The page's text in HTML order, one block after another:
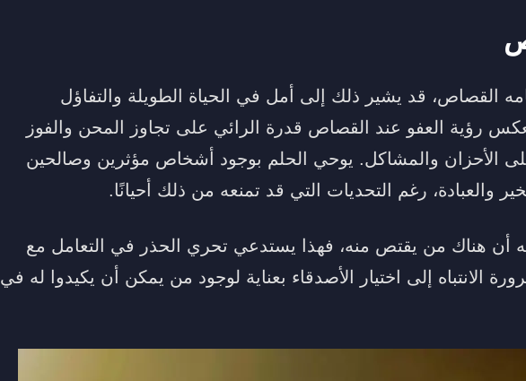
القصاص، قد يشير ذلك إلى أمل في الحياة الطويلة والتفاؤل
رؤية العفو عند القصاص قدرة الرائي على تجاوز المحن والفوز
الأحزان والمشاكل. يوحي الحلم بوجود أشخاص مؤثرين وصالحين
والعبادة، رغم التحديات التي قد تمنعه من ذلك أحيانًا.
أن هناك من يقتص منه، فهذا يستدعي تحري الحذر في التعامل مع
الانتباه إلى اختيار الأصدقاء بعناية لوجود من يمكن أن يكيدوا له في